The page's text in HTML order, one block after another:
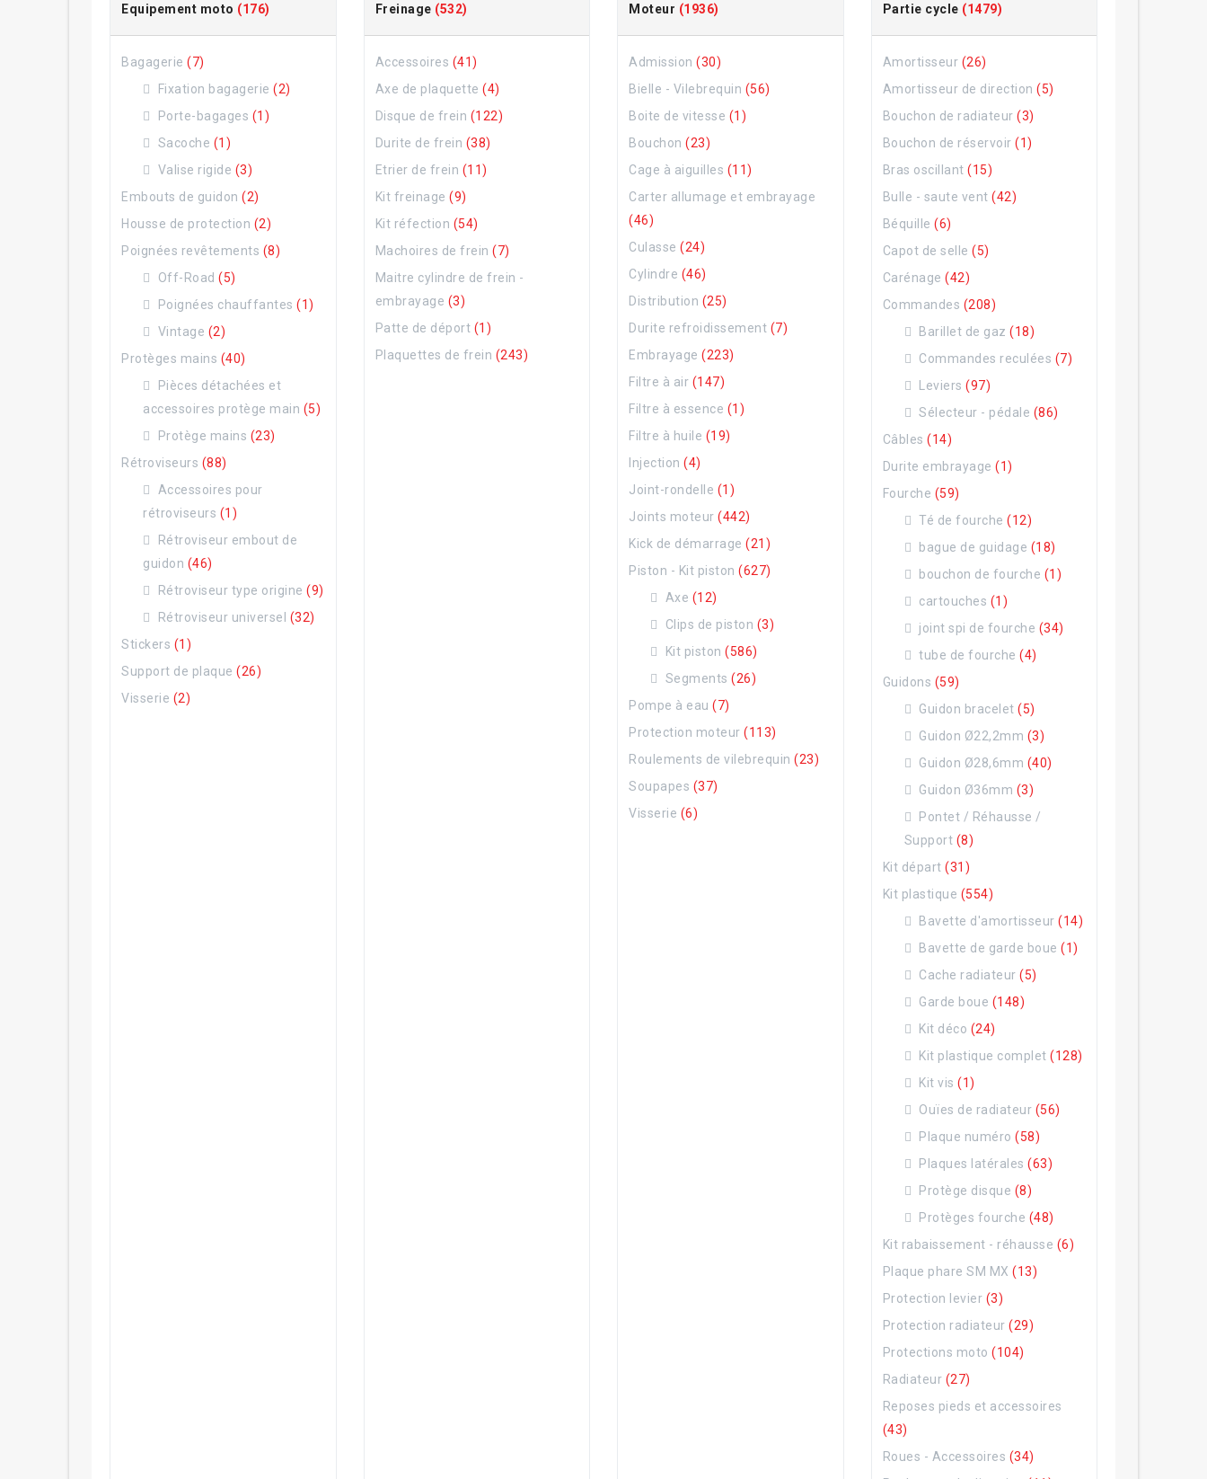
Equipement moto (176)
Bagagerie (7)
Fixation bagagerie (2)
Porte-bagages (1)
Sacoche (1)
Valise rigide (3)
Embouts de guidon (2)
Housse de protection (2)
Poignées revêtements (8)
Off-Road (5)
Poignées chauffantes (1)
Vintage (2)
Protèges mains (40)
Pièces détachées et
accessoires protège main (5)
Protège mains (23)
Rétroviseurs (88)
Accessoires pour
rétroviseurs (1)
Rétroviseur embout de
guidon (46)
Rétroviseur type origine (9)
Rétroviseur universel (32)
Stickers (1)
Support de plaque (26)
Visserie (2)
Freinage (532)
Accessoires (41)
Axe de plaquette (4)
Disque de frein (122)
Durite de frein (38)
Etrier de frein (11)
Kit freinage (9)
Kit réfection (54)
Machoires de frein (7)
Maitre cylindre de frein -
embrayage (3)
Patte de déport (1)
Plaquettes de frein (243)
Moteur (1936)
Admission (30)
Bielle - Vilebrequin (56)
Boite de vitesse (1)
Bouchon (23)
Cage à aiguilles (11)
Carter allumage et embrayage
(46)
Culasse (24)
Cylindre (46)
Distribution (25)
Durite refroidissement (7)
Embrayage (223)
Filtre à air (147)
Filtre à essence (1)
Filtre à huile (19)
Injection (4)
Joint-rondelle (1)
Joints moteur (442)
Kick de démarrage (21)
Piston - Kit piston (627)
Axe (12)
Clips de piston (3)
Kit piston (586)
Segments (26)
Pompe à eau (7)
Protection moteur (113)
Roulements de vilebrequin (23)
Soupapes (37)
Visserie (6)
Partie cycle (1479)
Amortisseur (26)
Amortisseur de direction (5)
Bouchon de radiateur (3)
Bouchon de réservoir (1)
Bras oscillant (15)
Bulle - saute vent (42)
Béquille (6)
Capot de selle (5)
Carénage (42)
Commandes (208)
Barillet de gaz (18)
Commandes reculées (7)
Leviers (97)
Sélecteur - pédale (86)
Câbles (14)
Durite embrayage (1)
Fourche (59)
Té de fourche (12)
bague de guidage (18)
bouchon de fourche (1)
cartouches (1)
joint spi de fourche (34)
tube de fourche (4)
Guidons (59)
Guidon bracelet (5)
Guidon Ø22,2mm (3)
Guidon Ø28,6mm (40)
Guidon Ø36mm (3)
Pontet / Réhausse /
Support (8)
Kit départ (31)
Kit plastique (554)
Bavette d'amortisseur (14)
Bavette de garde boue (1)
Cache radiateur (5)
Garde boue (148)
Kit déco (24)
Kit plastique complet (128)
Kit vis (1)
Ouïes de radiateur (56)
Plaque numéro (58)
Plaques latérales (63)
Protège disque (8)
Protèges fourche (48)
Kit rabaissement - réhausse (6)
Plaque phare SM MX (13)
Protection levier (3)
Protection radiateur (29)
Protections moto (104)
Radiateur (27)
Reposes pieds et accessoires
(43)
Roues - Accessoires (34)